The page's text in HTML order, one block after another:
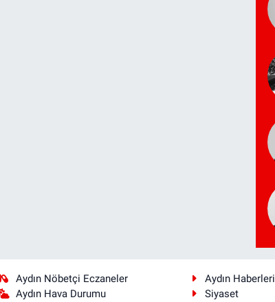
Aydın Nöbetçi Eczaneler
Aydın Hava Durumu
Aydın Haberleri
Siyaset